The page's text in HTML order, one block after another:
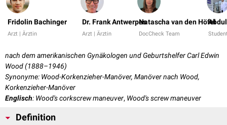
Fridolin Bachinger
Arzt | Ärztin
Dr. Frank Antwerpes
Arzt | Ärztin
Natascha van den Höfel
DocCheck Team
nach dem amerikanischen Gynäkologen und Geburtshelfer Carl Edwin
Wood (1888–1946)
Synonyme: Wood-Korkenzieher-Manöver, Manöver nach Wood,
Korkenzieher-Manöver
Englisch: Wood's corkscrew maneuver, Wood's screw maneuver
Definition